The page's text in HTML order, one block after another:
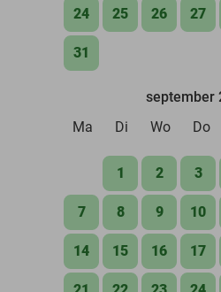
24 25 26 27
31
september
Ma
Di Wo Do
1 2 3
7 8 9 10
14 15 16 17